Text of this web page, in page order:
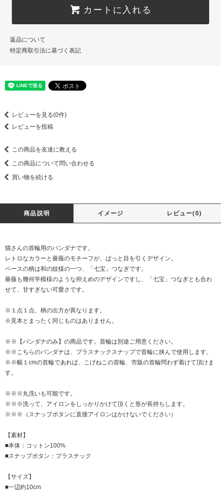
カートに入れる
返品について
特定商取引法に基づく表記
レビューを見る(0件)
レビューを投稿
この商品を友達に教える
この商品について問い合わせる
買い物を続ける
商品説明 イメージ レビュー(0)
猫さんの首輪用のバンダナです。
レトロなカラーと薔薇のモチーフが、ぱっと目を引くデザイン。
ベースの柄は和の紋様の一つ、「七宝」つなぎです。
薔薇も幾何学模様のような抑えめのデザインですし、「七宝」つなぎとも合わ
せて、甘すぎない可愛さです。
※１点１点、柄の出方が異なります。
※見本とまったく同じものはありません。
※※【バンダナのみ】の商品です。首輪は別途ご用意ください。
※※こちらのバンダナは、プラスチックスナップで首輪に挟んで使用します。
※※幅１cmの首輪であれば、こげねこの首輪、市販の首輪問わず着けて頂けま
す。
※※※丸洗いも可能です。
※※※洗って、アイロンをしっかりかけて頂くと形が長持ちします。
※※※（スナップボタンに直接アイロンはかけないでください）
【素材】
■本体：コットン100%
■スナップボタン：プラスチック
【サイズ】
■一辺約10cm